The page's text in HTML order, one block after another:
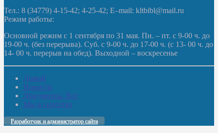
Тел.: 8 (34779) 4-15-42; 4-25-42; E–mail: kltbibl@mail.ru
Режим работы:
Основной режим с 1 сентября по 31 мая. Пн. – пт. с 9-00 ч. до
19-00 ч. (без перерыва). Суб. с 9-00 ч. до 17-00 ч. (с 13- 00 ч. до
14- 00 ч. перерыв на обед). Выходной – воскресенье
Домой
Новости
Документы. Все
Мы в соцсетях
Разработчик и администратор сайта